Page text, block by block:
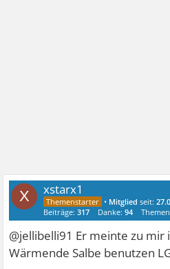
X xstarx1
• Mitglied seit:
Beiträge:317 Danke:94
@jellibelli91 Er meinte zu mir
Wärmende Salbe benutzen